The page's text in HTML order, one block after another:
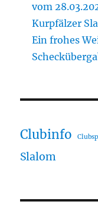
vom
Kurpfälzer
Ein frohes
Clubinfo
Slalom